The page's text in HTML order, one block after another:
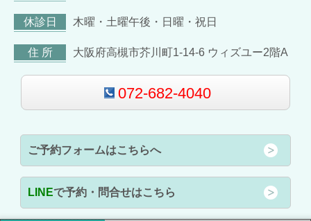
休診日 木曜・土曜午後・日曜・祝日
住 所 大阪府高槻市芥川町1-14-6 ウィズユー2階A
072-682-4040
ご予約フォームはこちらへ
LINEで予約・問合せはこちら